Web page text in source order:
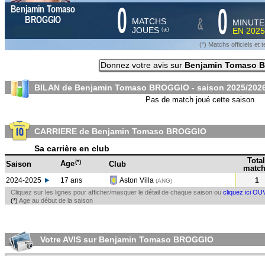
Benjamin Tomaso
BROGGIO
0 MATCHS
JOUES (*) & 0
EN
(*) Matchs officiels et
Donnez votre avis sur Benjamin Tomaso
BILAN de Benjamin Tomaso BROGGIO - saison 2025/
Pas de match joué cette saison
CARRIERE de Benjamin Tomaso BROGGIO
Sa carrière en club
Saison Age(*) Club
Total
2024-2025 17 ans Aston Villa (ANG) 1
Cliquez sur les lignes pour afficher/masquer le détail de chaque saison ou cliquez ici
(*) Age au début de la saison
Votre AVIS sur Benjamin Tomaso BROGGIO